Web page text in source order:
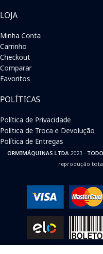
LOJA
Minha Conta
Carrinho
Checkout
Comparar
Favoritos
POLÍTICAS
Política de Privacidade
Política de Troca e Devolução
Política de Entregas
ORMIMÁQUINAS LTDA2023 -
reprodução